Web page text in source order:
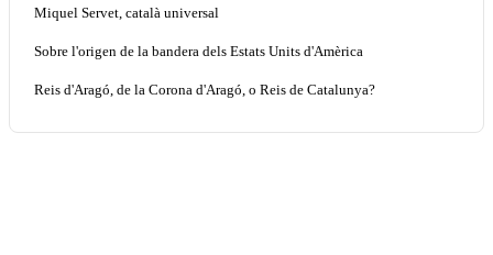
Miquel Servet, català universal
Sobre l'origen de la bandera dels Estats Units d'Amèrica
Reis d'Aragó, de la Corona d'Aragó, o Reis de Catalunya?